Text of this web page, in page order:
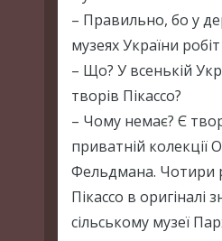
– Правильно, бо у
музеях України
– Що? У всенькій
творів Пікассо?
– Чому немає? Є
приватній колекції
Фельдмана. Чотири
Пікассо в оригіналі
сільському музеї